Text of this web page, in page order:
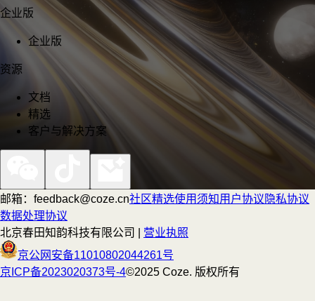
企业版
企业版
资源
文档
精选
客户与解决方案
邮箱：feedback@coze.cn社区精选使用须知用户协议 隐私协议
数据处理协议
北京春田知韵科技有限公司 |
营业执照
京公网安备11010802044261号
京ICP备2023020373号-4©2025 Coze. 版权所有